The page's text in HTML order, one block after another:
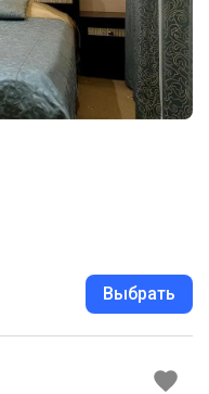
Выбрать